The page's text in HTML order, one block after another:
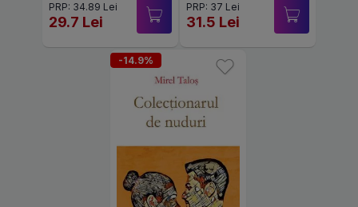
PRP: 34.89 Lei
29.7 Lei
PRP: 37 Lei
31.5 Lei
-14.9%